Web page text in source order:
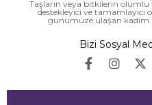
Taşların veya bitkilerin
destekleyici ve tamamlayıcı
günümüze ulaşan kadim
Bizi Sosyal